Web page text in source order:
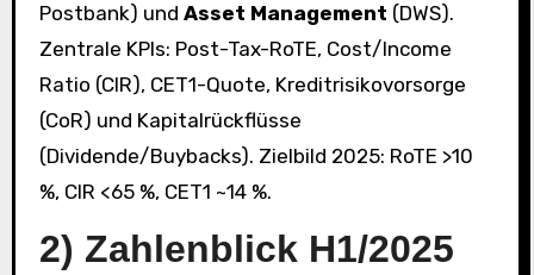
Postbank) und Asset Management (DWS).
Zentrale KPIs: Post-Tax-RoTE, Cost/Income
Ratio (CIR), CET1-Quote, Kreditrisikovorsorge
(CoR) und Kapitalrückflüsse
(Dividende/Buybacks). Zielbild 2025: RoTE >10
%, CIR <65 %, CET1 ~14 %.
2) Zahlenblick H1/2025